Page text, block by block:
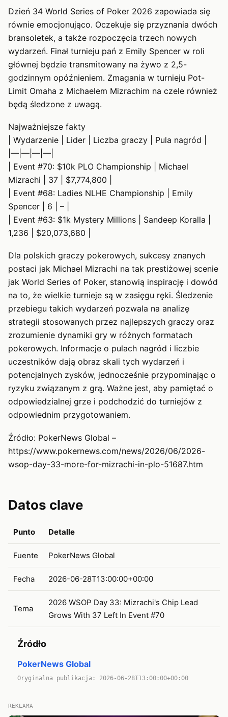
Dzień 34 World Series of Poker 2026 zapowiada się
równie emocjonująco. Oczekuje się przyznania dwóch
bransoletek, a także rozpoczęcia trzech nowych
wydarzeń. Finał turnieju pań z Emily Spencer w roli
głównej będzie transmitowany na żywo z 2,5-
godzinnym opóźnieniem. Zmagania w turnieju Pot-
Limit Omaha z Michaelem Mizrachim na czele również
będą śledzone z uwagą.
Najważniejsze fakty
| Wydarzenie | Lider | Liczba graczy | Pula nagród |
|—|—|—|—|
| Event #70: $10k PLO Championship | Michael
Mizrachi | 37 | $7,774,800 |
| Event #68: Ladies NLHE Championship | Emily
Spencer | 6 | – |
| Event #63: $1k Mystery Millions | Sandeep Koralla |
1,236 | $20,073,680 |
Dla polskich graczy pokerowych, sukcesy znanych
postaci jak Michael Mizrachi na tak prestiżowej scenie
jak World Series of Poker, stanowią inspirację i dowód
na to, że wielkie turnieje są w zasięgu ręki. Śledzenie
przebiegu takich wydarzeń pozwala na analizę
strategii stosowanych przez najlepszych graczy oraz
zrozumienie dynamiki gry w różnych formatach
pokerowych. Informacje o pulach nagród i liczbie
uczestników dają obraz skali tych wydarzeń i
potencjalnych zysków, jednocześnie przypominając o
ryzyku związanym z grą. Ważne jest, aby pamiętać o
odpowiedzialnej grze i podchodzić do turniejów z
odpowiednim przygotowaniem.
Źródło: PokerNews Global –
https://www.pokernews.com/news/2026/06/2026-
wsop-day-33-more-for-mizrachi-in-plo-51687.htm
Datos clave
Punto Detalle
Fuente PokerNews Global
Fecha 2026-06-28T13:00:00+00:00
Tema
2026 WSOP Day 33: Mizrachi's Chip Lead
Grows With 37 Left In Event #70
Źródło
PokerNews Global
Oryginalna publikacja: 2026-06-28T13:00:00+00:00
REKLAMA